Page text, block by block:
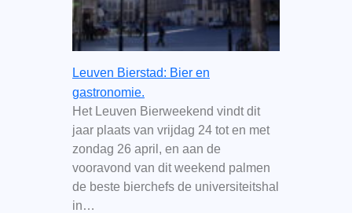
Leuven Bierstad: Bier en
gastronomie.
Het Leuven Bierweekend vindt dit
jaar plaats van vrijdag 24 tot en met
zondag 26 april, en aan de
vooravond van dit weekend palmen
de beste bierchefs de universiteitshal
in…